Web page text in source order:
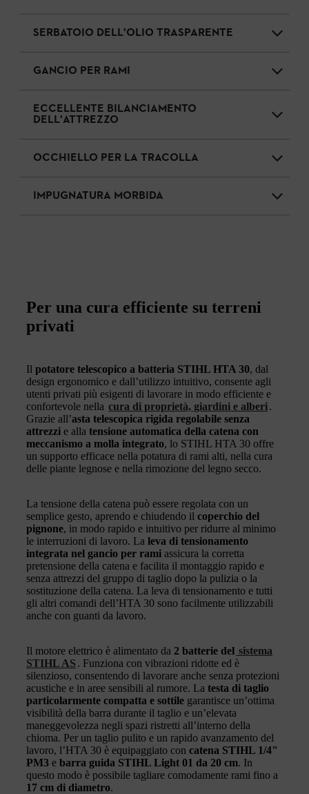
SERBATOIO DELL'OLIO TRASPARENTE
GANCIO PER RAMI
ECCELLENTE BILANCIAMENTO
DELL'ATTREZZO
OCCHIELLO PER LA TRACOLLA
IMPUGNATURA MORBIDA
Per una cura efficiente su terreni
privati
Il potatore telescopico a batteria STIHL HTA 30, dal
design ergonomico e dall’utilizzo intuitivo, consente agli
utenti privati più esigenti di lavorare in modo efficiente e
confortevole nella cura di proprietà, giardini e alberi.
Grazie all’asta telescopica rigida regolabile senza
attrezzi e alla tensione automatica della catena con
meccanismo a molla integrato, lo STIHL HTA 30 offre
un supporto efficace nella potatura di rami alti, nella cura
delle piante legnose e nella rimozione del legno secco.
La tensione della catena può essere regolata con un
semplice gesto, aprendo e chiudendo il coperchio del
pignone, in modo rapido e intuitivo per ridurre al minimo
le interruzioni di lavoro. La leva di tensionamento
integrata nel gancio per rami assicura la corretta
pretensione della catena e facilita il montaggio rapido e
senza attrezzi del gruppo di taglio dopo la pulizia o la
sostituzione della catena. La leva di tensionamento e tutti
gli altri comandi dell’HTA 30 sono facilmente utilizzabili
anche con guanti da lavoro.
Il motore elettrico è alimentato da 2 batterie del sistema
STIHL AS . Funziona con vibrazioni ridotte ed è
silenzioso, consentendo di lavorare anche senza protezioni
acustiche e in aree sensibili al rumore. La testa di taglio
particolarmente compatta e sottile garantisce un’ottima
visibilità della barra durante il taglio e un’elevata
maneggevolezza negli spazi ristretti all’interno della
chioma. Per un taglio pulito e un rapido avanzamento del
lavoro, l’HTA 30 è equipaggiato con catena STIHL 1/4"
PM3 e barra guida STIHL Light 01 da 20 cm. In
questo modo è possibile tagliare comodamente rami fino a
17 cm di diametro.